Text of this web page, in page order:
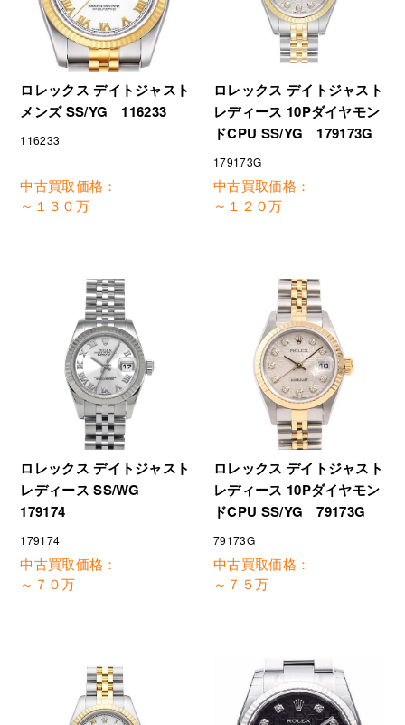
ロレックス デイトジャスト
メンズ SS/YG 116233
116233
中古買取価格：
～１３０万
ロレックス デイトジャスト
レディース 10Pダイヤモン
ドCPU SS/YG 179173G
179173G
中古買取価格：
～１２０万
ロレックス デイトジャスト
レディース SS/WG
179174
179174
中古買取価格：
～７０万
ロレックス デイトジャスト
レディース 10Pダイヤモン
ドCPU SS/YG 79173G
79173G
中古買取価格：
～７５万